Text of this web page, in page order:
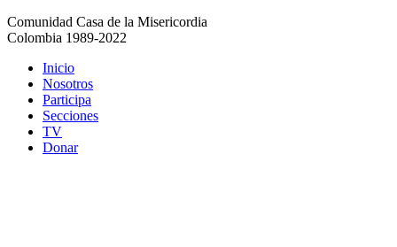
Comunidad Casa de la Misericordia
Colombia 1989-2022
Inicio
Nosotros
Participa
Secciones
TV
Donar